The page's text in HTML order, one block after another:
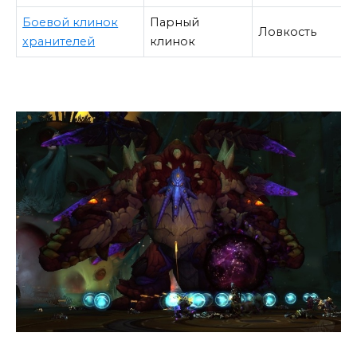
Боевой клинок
хранителей
Парный
клинок
Ловкость